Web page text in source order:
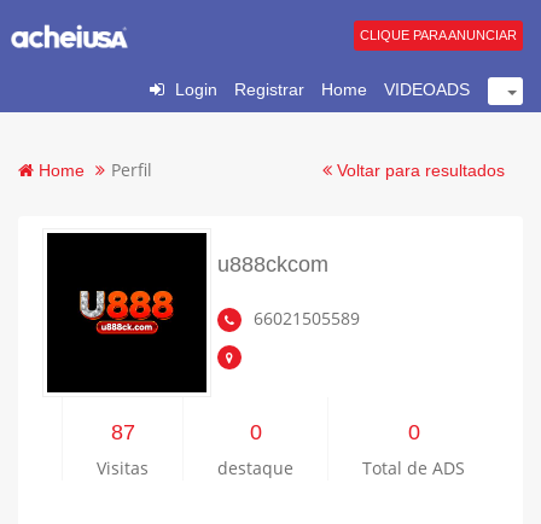
Login Registrar Home VIDEOADS
CLIQUE PARA ANUNCIAR
Home Perfil Voltar para resultados
u888ckcom
66021505589
87
Visitas
0
destaque
0
Total de ADS